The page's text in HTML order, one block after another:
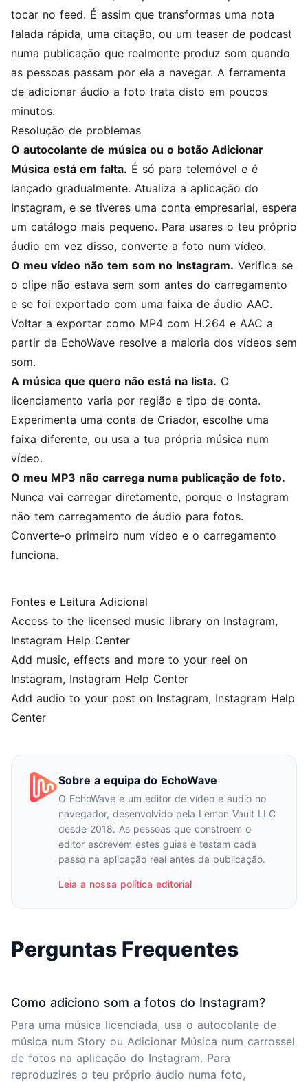
tocar no feed. É assim que transformas uma nota
falada rápida, uma citação, ou um teaser de podcast
numa publicação que realmente produz som quando
as pessoas passam por ela a navegar. A ferramenta
de adicionar áudio a foto trata disto em poucos
minutos.
Resolução de problemas
O autocolante de música ou o botão Adicionar
Música está em falta. É só para telemóvel e é
lançado gradualmente. Atualiza a aplicação do
Instagram, e se tiveres uma conta empresarial, espera
um catálogo mais pequeno. Para usares o teu próprio
áudio em vez disso, converte a foto num vídeo.
O meu vídeo não tem som no Instagram. Verifica se
o clipe não estava sem som antes do carregamento
e se foi exportado com uma faixa de áudio AAC.
Voltar a exportar como MP4 com H.264 e AAC a
partir da EchoWave resolve a maioria dos vídeos sem
som.
A música que quero não está na lista. O
licenciamento varia por região e tipo de conta.
Experimenta uma conta de Criador, escolhe uma
faixa diferente, ou usa a tua própria música num
vídeo.
O meu MP3 não carrega numa publicação de foto.
Nunca vai carregar diretamente, porque o Instagram
não tem carregamento de áudio para fotos.
Converte-o primeiro num vídeo e o carregamento
funciona.
Fontes e Leitura Adicional
Access to the licensed music library on Instagram,
Instagram Help Center
Add music, effects and more to your reel on
Instagram, Instagram Help Center
Add audio to your post on Instagram, Instagram Help
Center
Sobre a equipa do EchoWave
O EchoWave é um editor de vídeo e áudio no
navegador, desenvolvido pela Lemon Vault LLC
desde 2018. As pessoas que constroem o
editor escrevem estes guias e testam cada
passo na aplicação real antes da publicação.
Leia a nossa política editorial
Perguntas Frequentes
Como adiciono som a fotos do Instagram?
Para uma música licenciada, usa o autocolante de
música num Story ou Adicionar Música num carrossel
de fotos na aplicação do Instagram. Para
reproduzires o teu próprio áudio numa foto,